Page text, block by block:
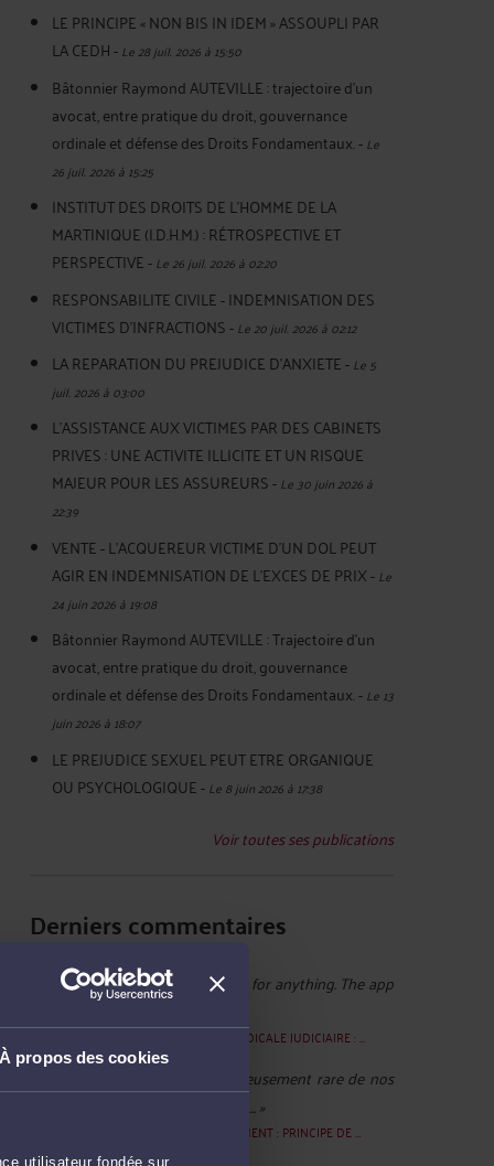
À propos des cookies
utilisateur fondée sur
LE PRINCIPE « NON BIS IN IDEM » ASSOUPLI PAR
LA CEDH-Le 28 juil. 2026 à 15:50
Bâtonnier Raymond AUTEVILLE : trajectoire d’un
avocat, entre pratique du droit, gouvernance
ordinale et défense des Droits Fondamentaux.-Le
26 juil. 2026 à 15:25
INSTITUT DES DROITS DE L'HOMME DE LA
MARTINIQUE (I.D.H.M.) : RÉTROSPECTIVE ET
PERSPECTIVE-Le 26 juil. 2026 à 02:20
RESPONSABILITE CIVILE - INDEMNISATION DES
VICTIMES D'INFRACTIONS-Le 20 juil. 2026 à 02:12
LA REPARATION DU PREJUDICE D’ANXIETE-Le 5
juil. 2026 à 03:00
L'ASSISTANCE AUX VICTIMES PAR DES CABINETS
PRIVES : UNE ACTIVITE ILLICITE ET UN RISQUE
MAJEUR POUR LES ASSUREURS-Le 30 juin 2026 à
22:39
VENTE - L'ACQUEREUR VICTIME D'UN DOL PEUT
AGIR EN INDEMNISATION DE L'EXCES DE PRIX-Le
24 juin 2026 à 19:08
Bâtonnier Raymond AUTEVILLE : Trajectoire d’un
avocat, entre pratique du droit, gouvernance
ordinale et défense des Droits Fondamentaux.-Le 13
juin 2026 à 18:07
LE PREJUDICE SEXUEL PEUT ETRE ORGANIQUE
OU PSYCHOLOGIQUE-Le 8 juin 2026 à 17:38
Voir toutes ses publications
Derniers commentaires
tjdykut :« You don’t need to pay for anything. The app
EXPERTISE MEDICALE JUDICIAIRE : ...
« Il est malheureusement rare de nos
jours de tomber sur des prêteurs ... »
CAUTIONNEMENT : PRINCIPE DE ...